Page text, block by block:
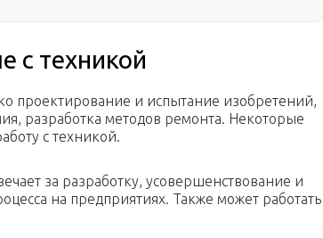
с техникой
проектирование и испытание изобретений,
разработка методов ремонта. Некоторые
с техникой.
за разработку, усовершенствование и
на предприятиях. Также может работать